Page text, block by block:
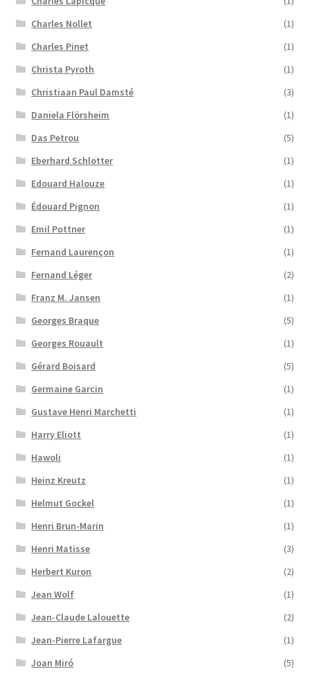
Charles Nollet
(1)
Charles Pinet
(1)
Christa Pyroth
(1)
Christiaan Paul Damsté
(3)
Daniela Flörsheim
(1)
Das Petrou
(5)
Eberhard Schlotter
(1)
Edouard Halouze
(1)
Édouard Pignon
(1)
Emil Pottner
(1)
Fernand Laurençon
(1)
Fernand Léger
(2)
Franz M. Jansen
(1)
Georges Braque
(5)
Georges Rouault
(1)
Gérard Boisard
(5)
Germaine Garcin
(1)
Gustave Henri Marchetti
(1)
Harry Eliott
(1)
Hawoli
(1)
Heinz Kreutz
(1)
Helmut Gockel
(1)
Henri Brun-Marin
(1)
Henri Matisse
(3)
Herbert Kuron
(2)
Jean Wolf
(1)
Jean-Claude Lalouette
(2)
Jean-Pierre Lafargue
(1)
Joan Miró
(5)